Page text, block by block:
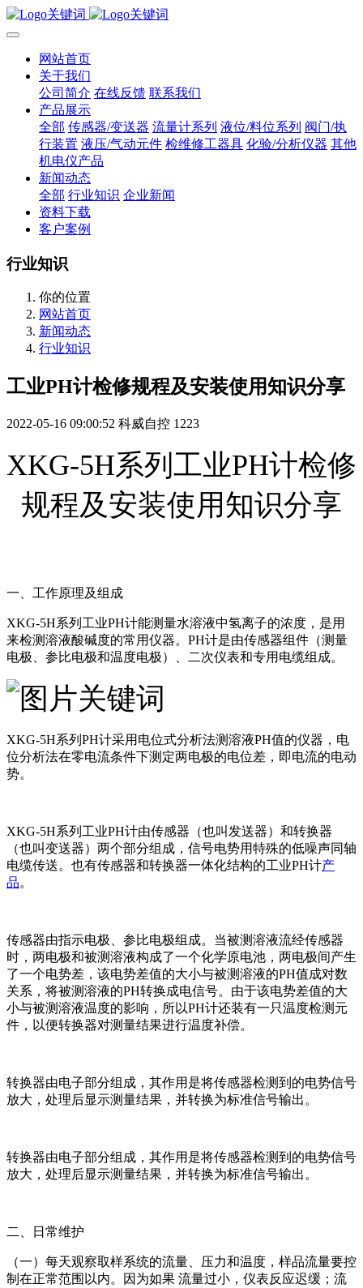
网站首页
关于我们
公司简介 在线反馈 联系我们
产品展示
全部 传感器/变送器 流量计系列 液位/料位系列 阀门/执
行装置 液压/气动元件 检维修工器具 化验/分析仪器 其他
机电仪产品
新闻动态
全部 行业知识 企业新闻
资料下载
客户案例
行业知识
你的位置
网站首页
新闻动态
行业知识
工业PH计检修规程及安装使用知识分享
2022-05-16 09:00:52 科威自控 1223
XKG-5H系列工业PH计检修
规程及安装使用知识分享
一、工作原理及组成
XKG-5H系列工业PH计能测量水溶液中氢离子的浓度，是用
来检测溶液酸碱度的常用仪器。PH计是由传感器组件（测量
电极、参比电极和温度电极）、二次仪表和专用电缆组成。
XKG-5H系列 PH计采用电位式分析法测溶液PH值的仪器，电
位分析法在零电流条件下测定两电极的电位差，即电流的电动
势。
XKG-5H系列 工业PH计由传感器（也叫发送器）和转换器
（也叫变送器）两个部分组成，信号电势用特殊的低噪声同轴
电缆传送。也有传感器和转换器一体化结构的工业PH计产
品。
传感器由指示电极、参比电极组成。当被测溶液流经传感器
时，两电极和被测溶液构成了一个化学原电池，两电极间产生
了一个电势差，该电势差值的大小与被测溶液的PH值成对数
关系，将被测溶液的PH转换成电信号。由于该电势差值的大
小与被测溶液温度的影响，所以PH计还装有一只温度检测元
件，以便转换器对测量结果进行温度补偿。
转换器由电子部分组成，其作用是将传感器检测到的电势信号
放大，处理后显示测量结果，并转换为标准信号输出。
转换器由电子部分组成，其作用是将传感器检测到的电势信号
放大，处理后显示测量结果，并转换为标准信号输出。
二、日常维护
（一）每天观察取样系统的流量、压力和温度，样品流量要控
制在正常范围以内。因为如果 流量过小，仪表反应迟缓；流